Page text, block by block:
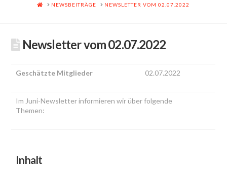
SHP
HOMENEWSBEITRÄGE NEWSLETTER VOM 02.07.2022
Newsletter vom 02.07.2022
Geschätzte Mitglieder 02.07.2022
Im Juni-Newsletter informieren wir über folgende
Themen:
Inhalt